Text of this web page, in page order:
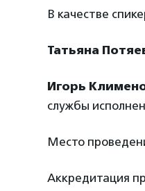
В качестве
Татьяна
Игорь
службы
Место
Аккредитация